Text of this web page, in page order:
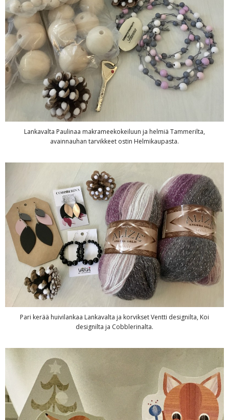
Lankavalta Paulinaa makrameekokeiluun ja helmiä Tammerilta,
avainnauhan tarvikkeet ostin Helmikaupasta.
Pari kerää huivilankaa Lankavalta ja korvikset Ventti designilta, Koi
designilta ja Cobblerinalta.